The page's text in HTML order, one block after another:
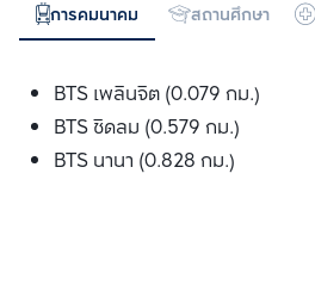
การคมนาคม สถานศึกษา
BTS เพลินจิต (0.079 กม.)
BTS ชิดลม (0.579 กม.)
BTS นานา (0.828 กม.)